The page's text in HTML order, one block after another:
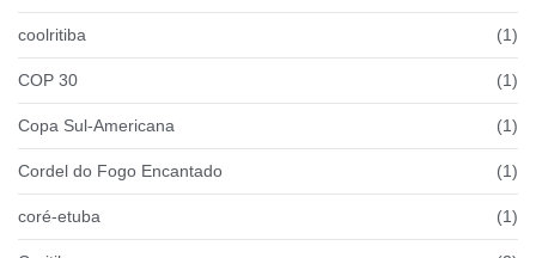
coolritiba (1)
COP 30 (1)
Copa Sul-Americana (1)
Cordel do Fogo Encantado (1)
coré-etuba (1)